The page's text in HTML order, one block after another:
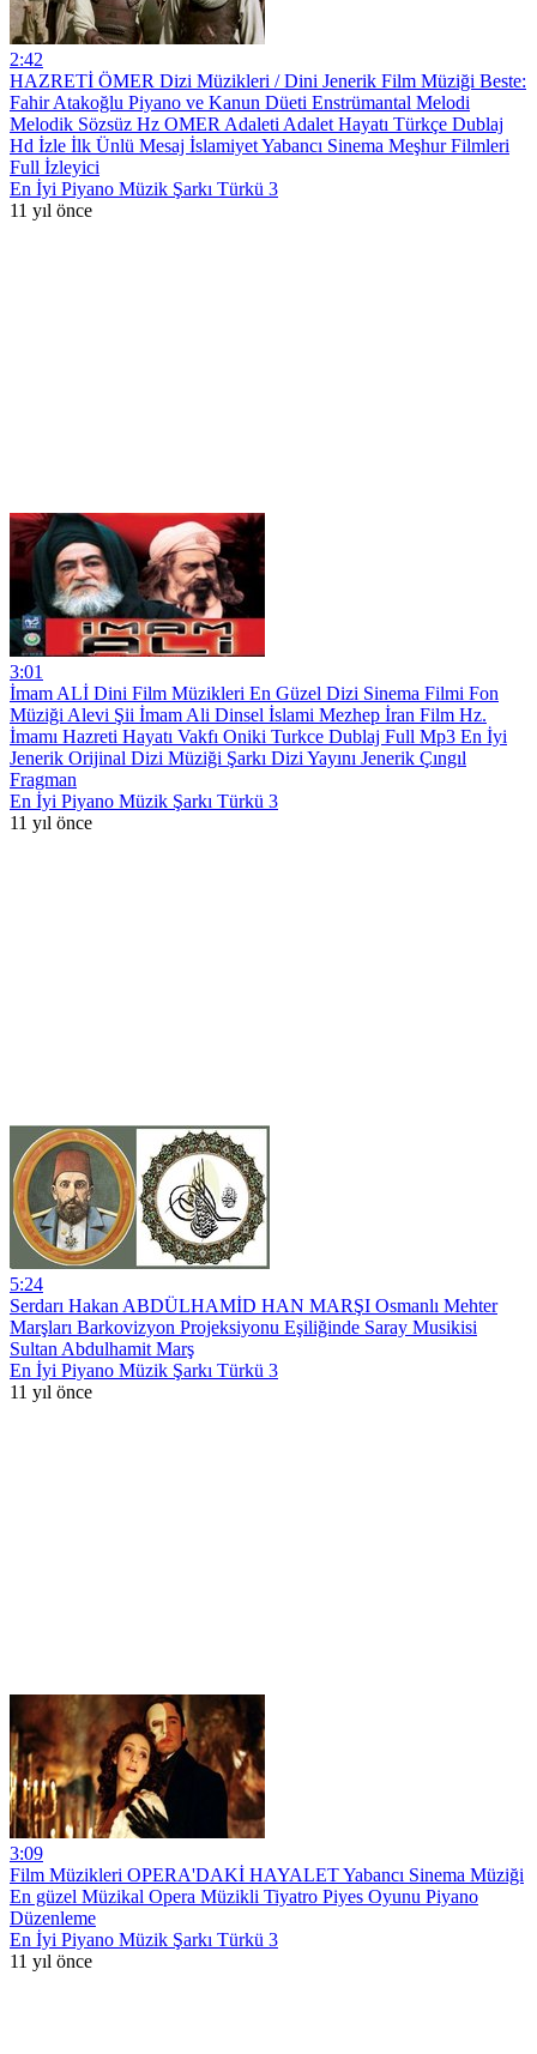
2:42
HAZRETİ ÖMER Dizi Müzikleri / Dini Jenerik Film Müziği Beste:
Fahir Atakoğlu Piyano ve Kanun Düeti Enstrümantal Melodi
Melodik Sözsüz Hz OMER Adaleti Adalet Hayatı Türkçe Dublaj
Hd İzle İlk Ünlü Mesaj İslamiyet Yabancı Sinema Meşhur Filmleri
Full İzleyici
En İyi Piyano Müzik Şarkı Türkü 3
11 yıl önce
3:01
İmam ALİ Dini Film Müzikleri En Güzel Dizi Sinema Filmi Fon
Müziği Alevi Şii İmam Ali Dinsel İslami Mezhep İran Film Hz.
İmamı Hazreti Hayatı Vakfı Oniki Turkce Dublaj Full Mp3 En İyi
Jenerik Orijinal Dizi Müziği Şarkı Dizi Yayını Jenerik Çıngıl
Fragman
En İyi Piyano Müzik Şarkı Türkü 3
11 yıl önce
5:24
Serdarı Hakan ABDÜLHAMİD HAN MARŞI Osmanlı Mehter
Marşları Barkovizyon Projeksiyonu Eşiliğinde Saray Musikisi
Sultan Abdulhamit Marş
En İyi Piyano Müzik Şarkı Türkü 3
11 yıl önce
3:09
Film Müzikleri OPERA'DAKİ HAYALET Yabancı Sinema Müziği
En güzel Müzikal Opera Müzikli Tiyatro Piyes Oyunu Piyano
Düzenleme
En İyi Piyano Müzik Şarkı Türkü 3
11 yıl önce